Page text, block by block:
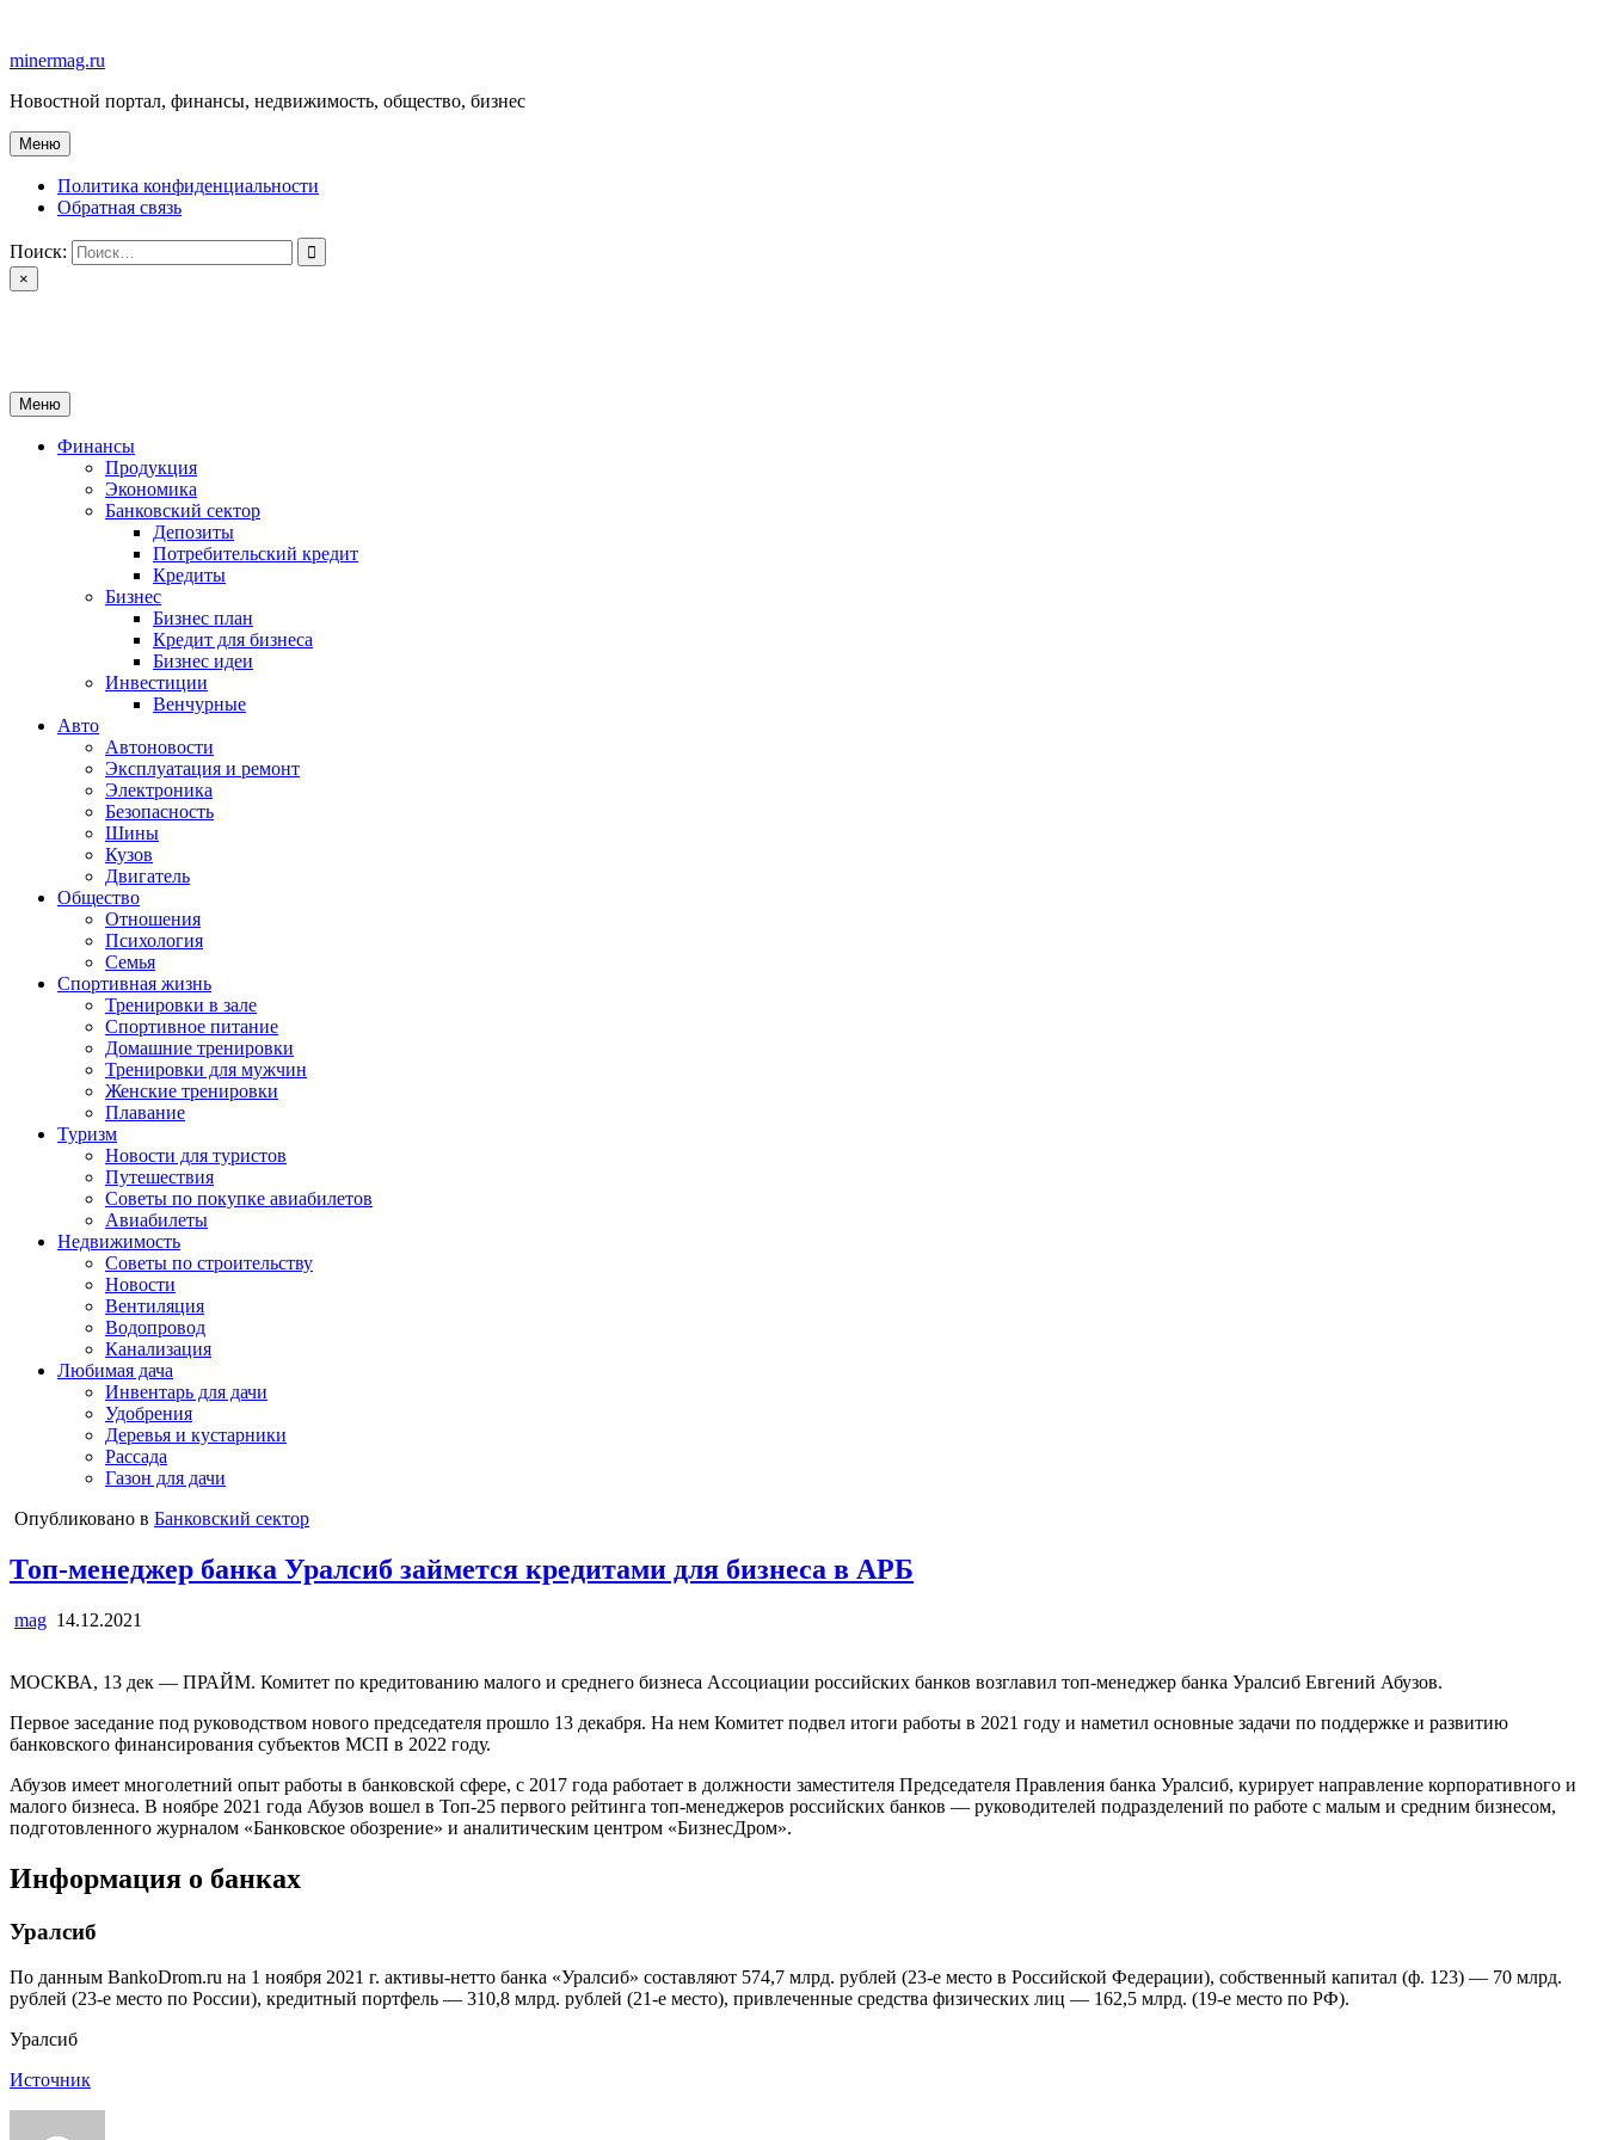
содержимому
minermag.ru
Новостной портал, финансы, недвижимость, общество, бизнес
Меню
Политика конфиденциальности
Обратная связь
Поиск:
×
Меню
Финансы
Продукция
Экономика
Банковский сектор
Депозиты
Потребительский кредит
Кредиты
Бизнес
Бизнес план
Кредит для бизнеса
Бизнес идеи
Инвестиции
Венчурные
Авто
Автоновости
Эксплуатация и ремонт
Электроника
Безопасность
Шины
Кузов
Двигатель
Общество
Отношения
Психология
Семья
Спортивная жизнь
Тренировки в зале
Спортивное питание
Домашние тренировки
Тренировки для мужчин
Женские тренировки
Плавание
Туризм
Новости для туристов
Путешествия
Советы по покупке авиабилетов
Авиабилеты
Недвижимость
Советы по строительству
Новости
Вентиляция
Водопровод
Канализация
Любимая дача
Инвентарь для дачи
Удобрения
Деревья и кустарники
Рассада
Газон для дачи
Опубликовано в Банковский сектор
Топ-менеджер банка Уралсиб займется кредитами для бизнеса в АРБ
mag 14.12.2021
МОСКВА, 13 дек — ПРАЙМ. Комитет по кредитованию малого и среднего бизнеса Ассоциации российских банков возглавил топ-менеджер банка Уралсиб Евгений Абузов.
Первое заседание под руководством нового председателя прошло 13 декабря. На нем Комитет подвел итоги работы в 2021 году и наметил основные задачи по поддержке и развитию
банковского финансирования субъектов МСП в 2022 году.
Абузов имеет многолетний опыт работы в банковской сфере, с 2017 года работает в должности заместителя Председателя Правления банка Уралсиб, курирует направление корпоративного и
малого бизнеса. В ноябре 2021 года Абузов вошел в Топ-25 первого рейтинга топ-менеджеров российских банков — руководителей подразделений по работе с малым и средним бизнесом,
подготовленного журналом «Банковское обозрение» и аналитическим центром «БизнесДром».
Информация о банках
Уралсиб
По данным BankoDrom.ru на 1 ноября 2021 г. активы-нетто банка «Уралсиб» составляют 574,7 млрд. рублей (23-е место в Российской Федерации), собственный капитал (ф. 123) — 70 млрд.
рублей (23-е место по России), кредитный портфель — 310,8 млрд. рублей (21-е место), привлеченные средства физических лиц — 162,5 млрд. (19-е место по РФ).
Уралсиб
Источник